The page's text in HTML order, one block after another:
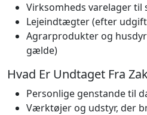
Virksomheds varelager til
Lejeindtægter (efter
Agrarprodukter og
gælde)
Hvad Er Undtaget Fra
Personlige genstande til
Værktøjer og udstyr, der